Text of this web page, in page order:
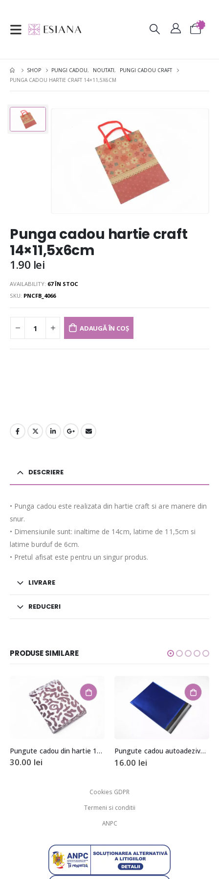
SHOP PUNGI CADOU, NOUTATI,
PUNGI CADOU CRAFT
PUNGA CADOU HARTIE CRAFT 14×11,5X6CM
Punga cadou hartie craft
14×11,5x6cm
1.90 lei
AVAILABILITY: 67 ÎN STOC
SKU: PNCFB_4066
ADAUGĂ ÎN COȘ
DESCRIERE
• Punga cadou este realizata din hartie craft si are manere din
snur.
• Dimensiunile sunt: inaltime de 14cm, latime de 11,5cm si
latime burduf de 6cm.
• Pretul afisat este pentru un singur produs.
LIVRARE
REDUCERI
PRODUSE SIMILARE
Pungute cadou din hartie 13x16cm (aprox. 100 buc. +/- 2 buc.)
30.00 lei
Pungute cadou autoadezive albastru metalizat 15x12cm (aprox. 50 buc. +/- 2 buc.)
16.00 lei
Cookies GDPR
Termeni si conditii
ANPC